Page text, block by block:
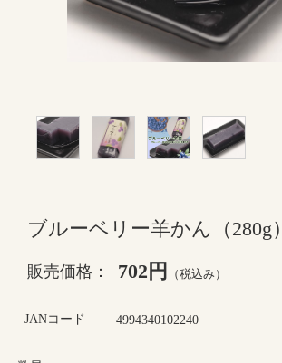
ブルーベリー羊かん（280g）
販売価格： 702円 （税込み）
JANコード 4994340102240